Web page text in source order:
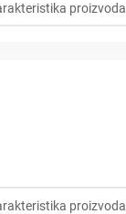
proizvoda
proizvoda